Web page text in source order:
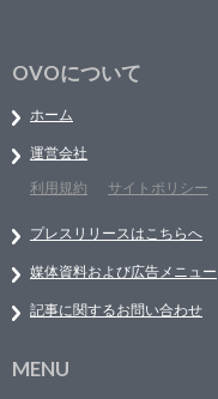
OVOについて
ホーム
運営会社
利用規約
サイトポリシー
プレスリリースはこちらへ
媒体資料および広告メニュー
記事に関するお問い合わせ
MENU